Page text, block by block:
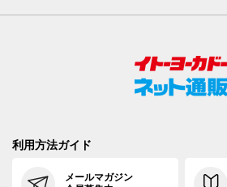
利用方法ガイド
メールマガジン